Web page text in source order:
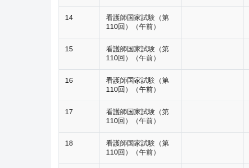
14
看護師国家試験（第
110回）（午前）
15
看護師国家試験（第
110回）（午前）
16
看護師国家試験（第
110回）（午前）
17
看護師国家試験（第
110回）（午前）
18
看護師国家試験（第
110回）（午前）